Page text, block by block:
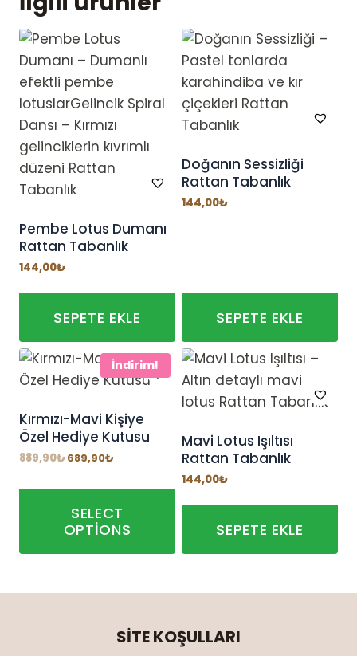
Pembe Lotus Dumanı
Rattan Tabanlık
144,00₺
SEPETE EKLE
Doğanın Sessizliği
Rattan Tabanlık
144,00₺
SEPETE EKLE
İndirim!
Kırmızı-Mavi Kişiye
Özel Hediye Kutusu
889,90₺Orijinal
689,90₺
689,90₺.
SELECT
OPTIONS
Mavi Lotus Işıltısı
Rattan Tabanlık
144,00₺
SEPETE EKLE
SİTE KOŞULLARI